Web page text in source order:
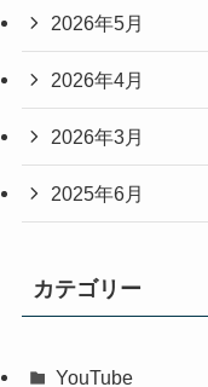
2026年5月
2026年4月
2026年3月
2025年6月
カテゴリー
YouTube